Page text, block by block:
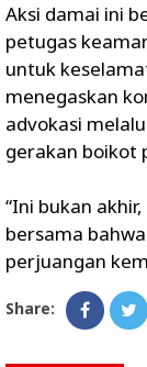
Aksi damai ini
petugas
untuk
menegaskan
advokasi
gerakan boikot
“Ini bukan
bersama
perjuangan
Share: